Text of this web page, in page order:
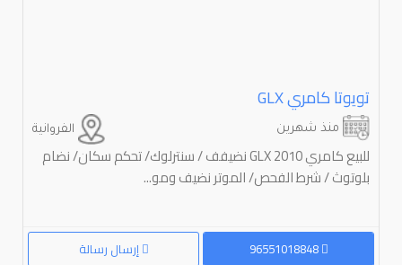
تويوتا كامري ⁦GLX⁩
الفروانية منذ شهرين
للبيع كامري 2010 GLX نضيفف / سنترلوك/ تحكم سكان/ نضام
بلوتوث / شرط الفحص/ الموتر نضيف ومو...
إرسال رسالة 96551018848